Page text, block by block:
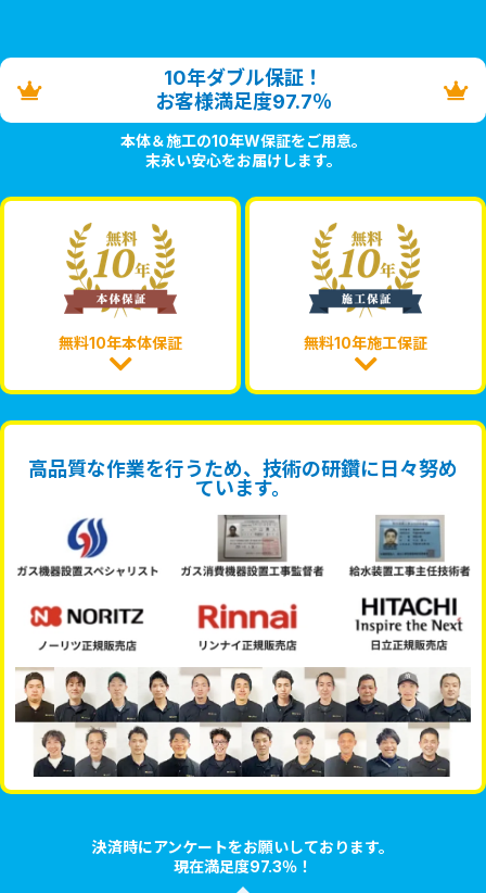
10年ダブル保証！
お客様満足度97.7％
本体＆施工の10年W保証をご用意。
末永い安心をお届けします。
無料10年本体保証 無料10年施工保証
高品質な作業を行うため、技術の研鑽に日々努め
ています。
決済時にアンケートをお願いしております。
現在満足度97.3％！